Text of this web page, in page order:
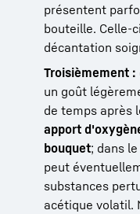
présentent
bouteille. Celle-ci
décantation
Troisièmement :
un goût
de temps après
apport
bouquet; dans
peut
substances
acétique volatil.